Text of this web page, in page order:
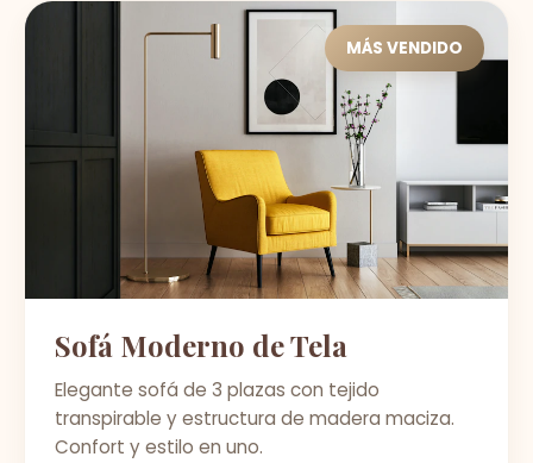
MÁS VENDIDO
Sofá Moderno de Tela
Elegante sofá de 3 plazas con tejido
transpirable y estructura de madera maciza.
Confort y estilo en uno.